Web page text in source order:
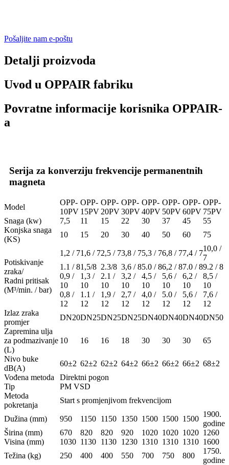
Pošaljite nam e-poštu
Detalji proizvoda
Uvod u OPPAIR fabriku
Povratne informacije korisnika OPPAIR-
a
Serija za konverziju frekvencije permanentnih
magneta
Model
OPP-
10PV
OPP-
15PV
OPP-
20PV
OPP-
30PV
OPP-
40PV
OPP-
50PV
OPP-
60PV
OPP-
75PV
Snaga (kw)
7,5 11 15 22 30 37 45
55
Konjska snaga
(KS)
10 15 20 30 40 50 60 75
Potiskivanje
zraka/
Radni pritisak
(M³/min. / bar)
1,2 / 71,6 / 72,5 / 73,8 / 75,3 / 76,8 / 77,4 / 7
10,0 /
7
1.1 / 81,5/8 2.3/8 3,6 / 85.0 / 86,2 / 87.0 / 89.2 / 8
0,9 /
10
1,3 /
10
2.1 /
10
3,2 /
10
4,5 /
10
5,6 /
10
6,2 /
10
8,5 /
10
0,8 /
12
1.1 /
12
1,9 /
12
2,7 /
12
4,0 /
12
5.0 /
12
5,6 /
12
7,6 /
12
Izlaz zraka
promjer
DN20DN25DN25DN25DN40DN40DN40DN50
Zapremina ulja
za podmazivanje
(L)
10 16 16 18 30 30 30 65
Nivo buke
dB(A)
60±2 62±2 62±2 64±2 66±2 66±2 66±2 68±2
Vođena metoda
Direktni pogon
Tip
PM VSD
Metoda
pokretanja
Start s promjenjivom frekvencijom
Dužina (mm) 950 1150 1150 1350 1500 1500 1500
1900.
godine
Širina (mm)
670 820 820 920 1020 1020 1020 1260
Visina (mm)
1030 1130 1130 1230 1310 1310 1310 1600
Težina (kg)
250 400 400 550 700 750 800
1750.
godine